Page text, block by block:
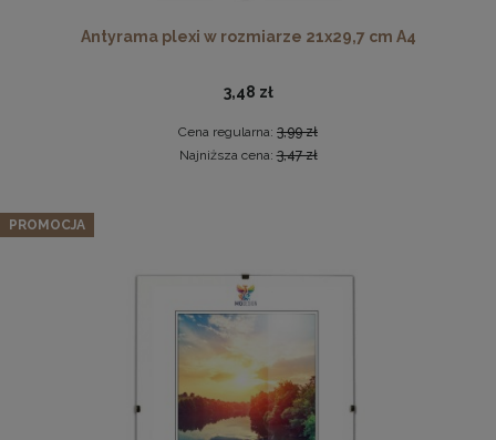
naturalnego drewna
pomarańczowych, z naturalnego drewna
Cena regularna:
Najniższa cena:196,49 zł
Antyrama plexi w rozmiarze 21x29,7 cm A4
3,48 zł
Cena regularna: 3,99 zł
Najniższa cena:3,47 zł
PROMOCJA